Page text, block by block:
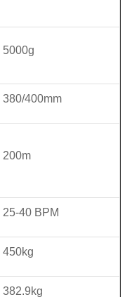
5000g
380/400mm
200m
25-40 BPM
450kg
382.9kg